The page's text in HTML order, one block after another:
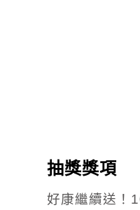
抽獎獎項
好康繼續送！